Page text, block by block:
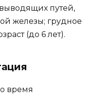
путей,
железы; грудное
(до 6 лет).
время